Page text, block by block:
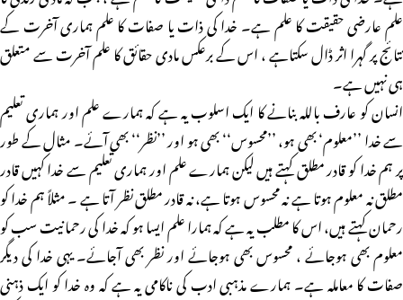
علم عارضی حقیقت کا علم ہے۔ خدا کی ذات یا صفات کا علم ہماری آخرت کے
نتائج پر گہرا اثر ڈال سکتاہے ، اس کے برعکس مادی حقائق کا علم آخرت سے متعلق
ہی نہیں ہے۔
انسان کو عارف باللہ بنانے کا ایک اسلوب یہ ہے کہ ہمارے علم اور ہماری تعلیم
سے خدا ’’معلوم‘ بھی ہو، ’’محسوس‘‘ بھی ہو اور ’’نظر‘‘ بھی آئے۔ مثال کے طور
پر ہم خدا کو قادر مطلق کہتے ہیں لیکن ہمارے علم اور ہماری تعلیم سے خدا کہیں قادر
مطلق نہ معلوم ہوتا ہے نہ محسوس ہوتا ہے، نہ قادر مطلق نظر آتا ہے ۔ مثلاً ہم خدا کو
رحمان کہتے ہیں، اس کا مطلب یہ ہے کہ ہمارا علم ایسا ہو کہ خدا کی رحمانیت سب کو
معلوم بھی ہوجائے ، محسوس بھی ہوجائے اور نظر بھی آجائے۔ یہی خدا کی دیگر
صفات کا معاملہ ہے۔ ہمارے مذہبی ادب کی ناکامی یہ ہے کہ وہ خدا کو ایک ذہنی